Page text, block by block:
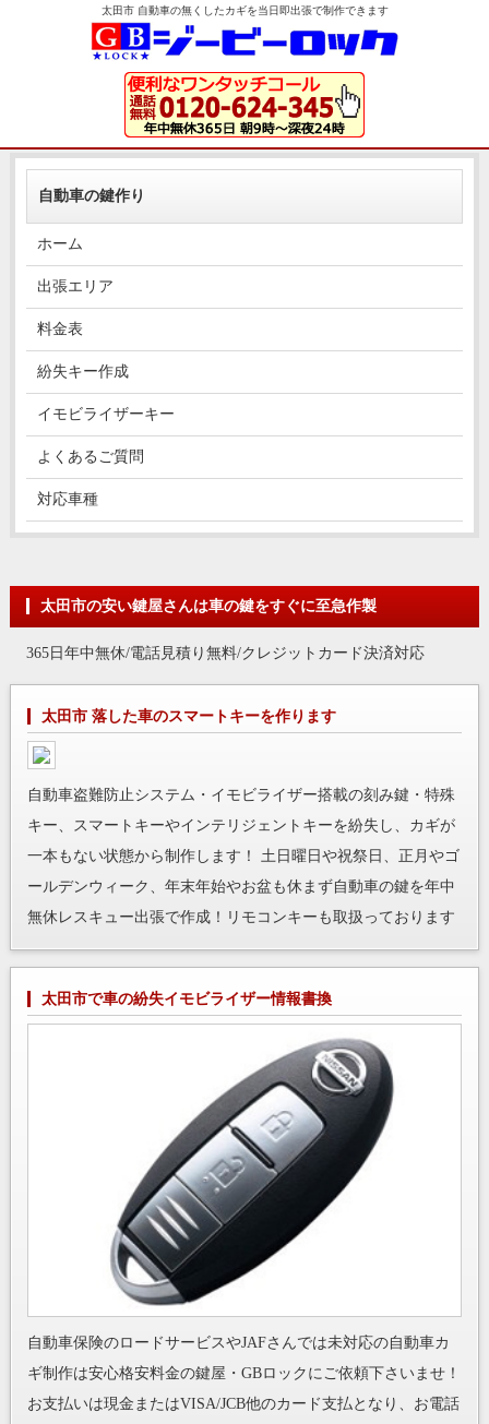
太田市 自動車の無くしたカギを当日即出張で制作できます
太田市の安い鍵屋さんは車の鍵をすぐに至急作製
365日年中無休/電話見積り無料/クレジットカード決済対応
太田市 落した車のスマートキーを作ります
自動車盗難防止システム・イモビライザー搭載の刻み鍵・特殊
キー、スマートキーやインテリジェントキーを紛失し、カギが
一本もない状態から制作します！ 土日曜日や祝祭日、正月やゴ
ールデンウィーク、年末年始やお盆も休まず自動車の鍵を年中
無休レスキュー出張で作成！リモコンキーも取扱っております
太田市で車の紛失イモビライザー情報書換
自動車保険のロードサービスやJAFさんでは未対応の自動車カ
ギ制作は安心格安料金の鍵屋・GBロックにご依頼下さいませ！
お支払いは現金またはVISA/JCB他のカード支払となり、お電話
自動車の鍵作り
ホーム
出張エリア
料金表
紛失キー作成
イモビライザーキー
よくあるご質問
対応車種